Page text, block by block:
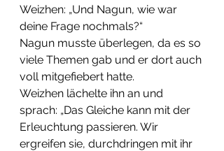
Weizhen: „Und Nagun, wie war
deine Frage nochmals?“
Nagun musste überlegen, da es so
viele Themen gab und er dort auch
voll mitgefiebert hatte.
Weizhen lächelte ihn an und
sprach: „Das Gleiche kann mit der
Erleuchtung passieren. Wir
ergreifen sie, durchdringen mit ihr